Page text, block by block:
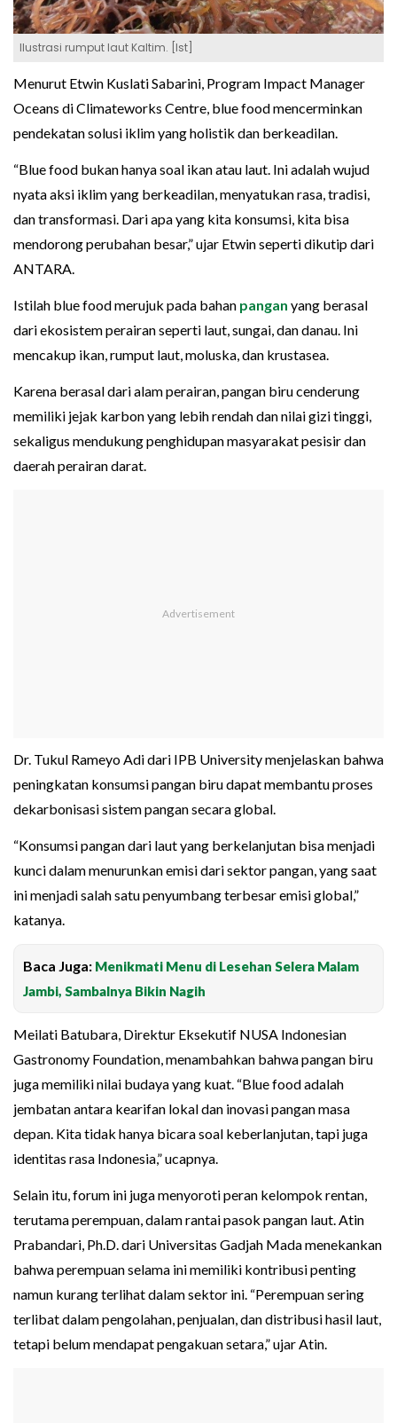
Ilustrasi rumput laut Kaltim. [Ist]
Menurut Etwin Kuslati Sabarini, Program Impact Manager
Oceans di Climateworks Centre, blue food mencerminkan
pendekatan solusi iklim yang holistik dan berkeadilan.
“Blue food bukan hanya soal ikan atau laut. Ini adalah wujud
nyata aksi iklim yang berkeadilan, menyatukan rasa, tradisi,
dan transformasi. Dari apa yang kita konsumsi, kita bisa
mendorong perubahan besar,” ujar Etwin seperti dikutip dari
ANTARA.
Istilah blue food merujuk pada bahan pangan yang berasal
dari ekosistem perairan seperti laut, sungai, dan danau. Ini
mencakup ikan, rumput laut, moluska, dan krustasea.
Karena berasal dari alam perairan, pangan biru cenderung
memiliki jejak karbon yang lebih rendah dan nilai gizi tinggi,
sekaligus mendukung penghidupan masyarakat pesisir dan
daerah perairan darat.
Dr. Tukul Rameyo Adi dari IPB University menjelaskan bahwa
peningkatan konsumsi pangan biru dapat membantu proses
dekarbonisasi sistem pangan secara global.
“Konsumsi pangan dari laut yang berkelanjutan bisa menjadi
kunci dalam menurunkan emisi dari sektor pangan, yang saat
ini menjadi salah satu penyumbang terbesar emisi global,”
katanya.
Baca Juga: Menikmati Menu di Lesehan Selera Malam
Jambi, Sambalnya Bikin Nagih
Meilati Batubara, Direktur Eksekutif NUSA Indonesian
Gastronomy Foundation, menambahkan bahwa pangan biru
juga memiliki nilai budaya yang kuat. “Blue food adalah
jembatan antara kearifan lokal dan inovasi pangan masa
depan. Kita tidak hanya bicara soal keberlanjutan, tapi juga
identitas rasa Indonesia,” ucapnya.
Selain itu, forum ini juga menyoroti peran kelompok rentan,
terutama perempuan, dalam rantai pasok pangan laut. Atin
Prabandari, Ph.D. dari Universitas Gadjah Mada menekankan
bahwa perempuan selama ini memiliki kontribusi penting
namun kurang terlihat dalam sektor ini. “Perempuan sering
terlibat dalam pengolahan, penjualan, dan distribusi hasil laut,
tetapi belum mendapat pengakuan setara,” ujar Atin.